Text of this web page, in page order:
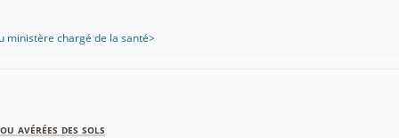
ministère chargé de la santé>
avérées des sols